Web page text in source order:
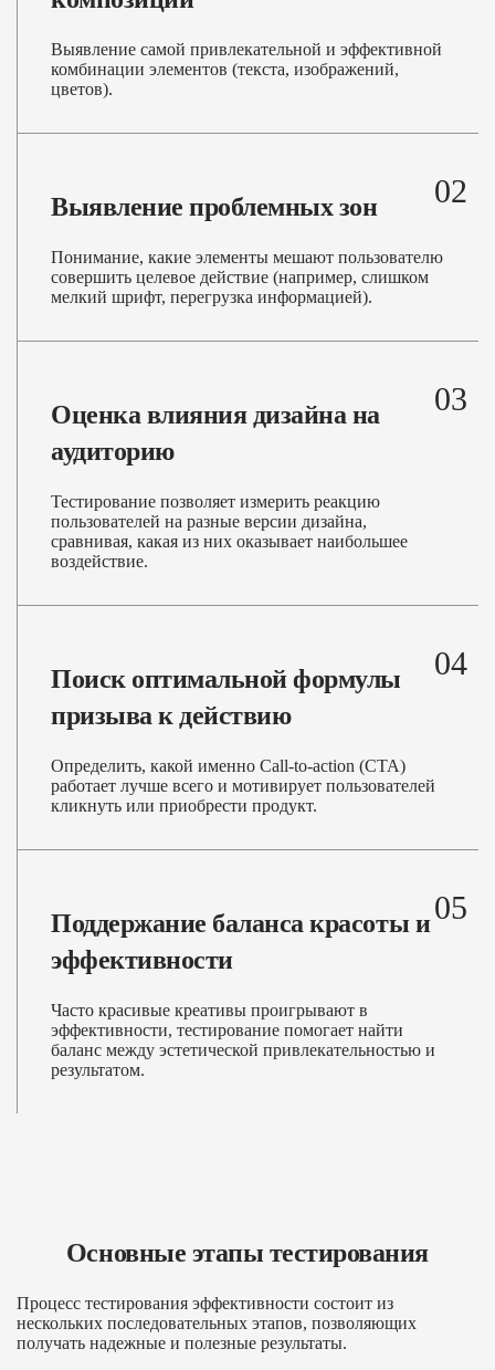
Выявление самой привлекательной и эффективной
комбинации элементов (текста, изображений,
цветов).
02
Выявление проблемных зон
Понимание, какие элементы мешают пользователю
совершить целевое действие (например, слишком
мелкий шрифт, перегрузка информацией).
03
Оценка влияния дизайна на
аудиторию
Тестирование позволяет измерить реакцию
пользователей на разные версии дизайна,
сравнивая, какая из них оказывает наибольшее
воздействие.
04
Поиск оптимальной формулы
призыва к действию
Определить, какой именно Call-to-action (CTA)
работает лучше всего и мотивирует пользователей
кликнуть или приобрести продукт.
05
Поддержание баланса красоты и
эффективности
Часто красивые креативы проигрывают в
эффективности, тестирование помогает найти
баланс между эстетической привлекательностью и
результатом.
Основные этапы тестирования
Процесс тестирования эффективности состоит из
нескольких последовательных этапов, позволяющих
получать надежные и полезные результаты.